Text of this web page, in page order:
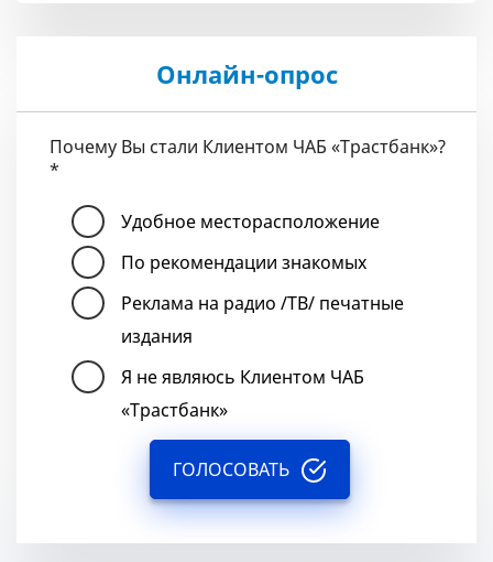
Онлайн-опрос
Почему Вы стали Клиентом ЧАБ «Трастбанк»?
*
Удобное месторасположение
По рекомендации знакомых
Реклама на радио /ТВ/ печатные
издания
Я не являюсь Клиентом ЧАБ
«Трастбанк»
ГОЛОСОВАТЬ